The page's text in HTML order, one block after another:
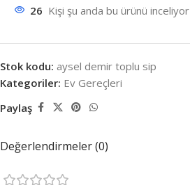
26 Kişi şu anda bu ürünü inceliyor
Stok kodu: aysel demir toplu sip
Kategoriler: Ev Gereçleri
Paylaş
Değerlendirmeler (0)